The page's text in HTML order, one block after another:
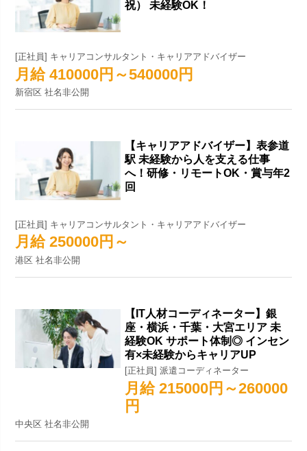
祝） 未経験OK！
[正社員] キャリアコンサルタント・キャリアアドバイザー
月給 410000円～540000円
新宿区 社名非公開
【キャリアアドバイザー】表参道
駅 未経験から人を支える仕事
へ！研修・リモートOK・賞与年2
回
[正社員] キャリアコンサルタント・キャリアアドバイザー
月給 250000円～
港区 社名非公開
【IT人材コーディネーター】銀
座・横浜・千葉・大宮エリア 未
経験OK サポート体制◎ インセン
有×未経験からキャリアUP
[正社員] 派遣コーディネーター
月給 215000円～260000
円
中央区 社名非公開